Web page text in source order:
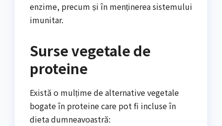
enzime, precum și în menținerea sistemului
imunitar.
Surse vegetale de
proteine
Există o mulțime de alternative vegetale
bogate în proteine care pot fi incluse în
dieta dumneavoastră: